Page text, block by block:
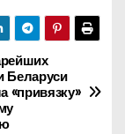
Беларуси
«привязку»